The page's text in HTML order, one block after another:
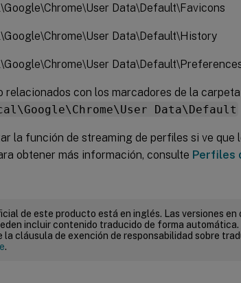
Data\Default\Favicons
Data\Default\History
relacionados con los marcadores de la carpeta
Data\Default
la función de streaming de perfiles si ve que
obtener más información, consulte Perfiles
de este producto está en inglés. Las versiones
incluir contenido traducido de forma automática.
la cláusula de exención de responsabilidad sobre
.